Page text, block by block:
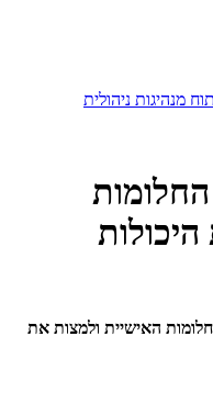
מנהיגות ניהולית
האישיית ולמצות את